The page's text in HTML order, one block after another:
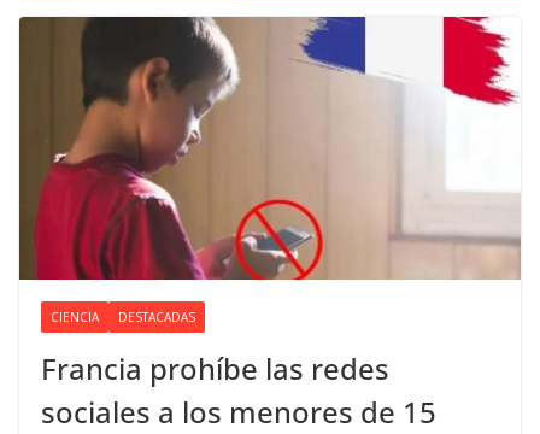
CIENCIA DESTACADAS
Francia prohíbe las redes
sociales a los menores de 15